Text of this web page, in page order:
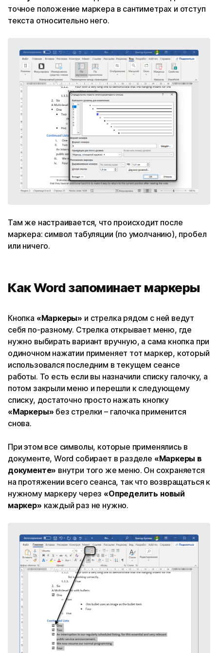
точное положение маркера в сантиметрах и отступ
текста относительно него.
Там же настраивается, что происходит после
маркера: символ табуляции (по умолчанию), пробел
или ничего.
Как Word запоминает маркеры
Кнопка «Маркеры» и стрелка рядом с ней ведут
себя по-разному. Стрелка открывает меню, где
нужно выбирать вариант вручную, а сама кнопка при
одиночном нажатии применяет тот маркер, который
использовался последним в текущем сеансе
работы. То есть если вы назначили списку галочку, а
потом закрыли меню и перешли к следующему
списку, достаточно просто нажать кнопку
«Маркеры» без стрелки – галочка применится
снова.
При этом все символы, которые применялись в
документе, Word собирает в разделе «Маркеры в
документе» внутри того же меню. Он сохраняется
на протяжении всего сеанса, так что возвращаться к
нужному маркеру через «Определить новый
маркер» каждый раз не нужно.